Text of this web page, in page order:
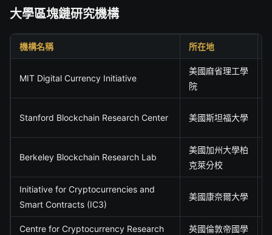
大學區塊鏈研究機構
機構名稱 所在地
MIT Digital Currency Initiative
美國麻省理工學
院
Stanford Blockchain Research Center 美國斯坦福大學
Berkeley Blockchain Research Lab
美國加州大學柏
克萊分校
Initiative for Cryptocurrencies and
Smart Contracts (IC3)
美國康奈爾大學
Centre for Cryptocurrency Research
英國倫敦帝國學